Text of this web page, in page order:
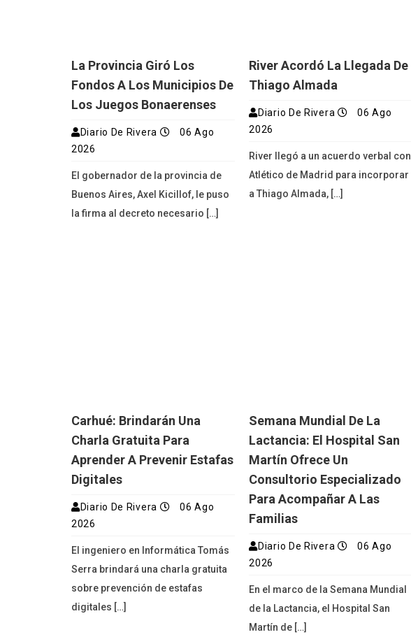
La Provincia Giró Los
Fondos A Los Municipios De
Los Juegos Bonaerenses
Diario De Rivera
06 Ago
2026
El gobernador de la provincia de
Buenos Aires, Axel Kicillof, le puso
la firma al decreto necesario […]
River Acordó La Llegada De
Thiago Almada
Diario De Rivera
06 Ago
2026
River llegó a un acuerdo verbal con
Atlético de Madrid para incorporar
a Thiago Almada, […]
Carhué: Brindarán Una
Charla Gratuita Para
Aprender A Prevenir Estafas
Digitales
Diario De Rivera
06 Ago
2026
El ingeniero en Informática Tomás
Serra brindará una charla gratuita
sobre prevención de estafas
digitales […]
Semana Mundial De La
Lactancia: El Hospital San
Martín Ofrece Un
Consultorio Especializado
Para Acompañar A Las
Familias
Diario De Rivera
06 Ago
2026
En el marco de la Semana Mundial
de la Lactancia, el Hospital San
Martín de […]